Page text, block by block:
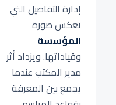
إدارة التفاصيل التي
تعكس صورة
المؤسسة
وقياداتها. ويزداد أثر
مدير المكتب عندما
يجمع بين المعرفة